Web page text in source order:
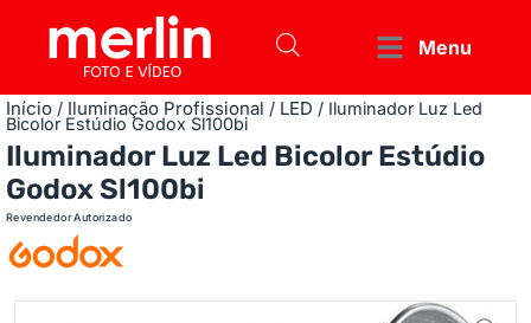
Menu
Início / Iluminação Profissional / LED / Iluminador Luz Led
Bicolor Estúdio Godox Sl100bi
Iluminador Luz Led Bicolor Estúdio
Godox Sl100bi
Revendedor Autorizado